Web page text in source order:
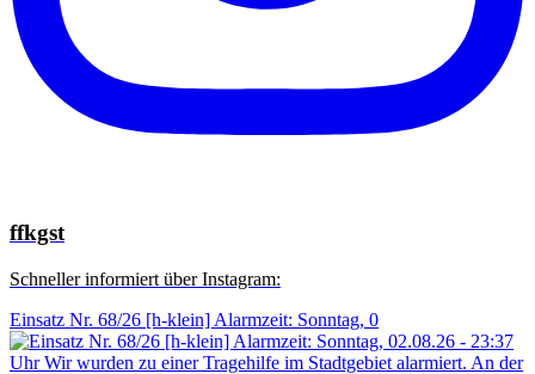
ffkgst
Schneller informiert über Instagram:
Einsatz Nr. 68/26 [h-klein] Alarmzeit: Sonntag, 0